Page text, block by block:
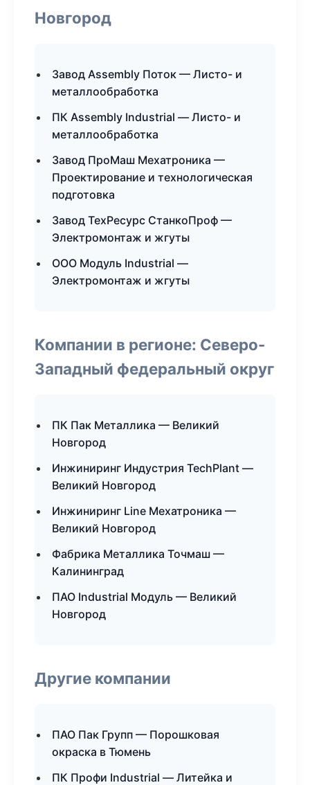
Новгород
Завод Assembly Поток — Листо- и
металлообработка
ПК Assembly Industrial — Листо- и
металлообработка
Завод ПроМаш Мехатроника —
Проектирование и технологическая
подготовка
Завод ТехРесурс СтанкоПроф —
Электромонтаж и жгуты
ООО Модуль Industrial —
Электромонтаж и жгуты
Компании в регионе: Северо-
Западный федеральный округ
ПК Пак Металлика — Великий
Новгород
Инжиниринг Индустрия TechPlant —
Великий Новгород
Инжиниринг Line Мехатроника —
Великий Новгород
Фабрика Металлика Точмаш —
Калининград
ПАО Industrial Модуль — Великий
Новгород
Другие компании
ПАО Пак Групп — Порошковая
окраска в Тюмень
ПК Профи Industrial — Литейка и